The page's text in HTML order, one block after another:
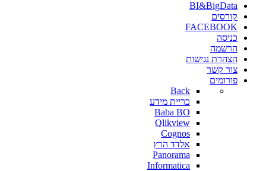
BI&BigData
קורסים
FACEBOOK
כניסה
הרשמה
הצהרת נגישות
צור קשר
פורומים
Back
כריית מידע
Baba BO
Qlikview
Cognos
אלדד הרץ
Panorama
Informatica